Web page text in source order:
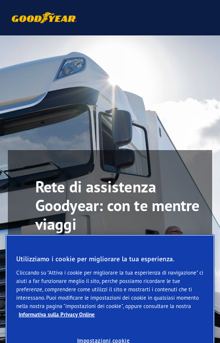
Rete di assistenza
Goodyear: con te mentre
viaggi
Utilizziamo i cookie per migliorare la tua esperienza.
Cliccando su "Attiva i cookie per migliorare la tua esperienza di navigazione" ci
aiuti a far funzionare meglio il sito, perché possiamo ricordare le tue
preferenze, comprendere come utilizzi il sito e mostrarti i contenuti che ti
interessano. Puoi modificare le impostazioni dei cookie in qualsiasi momento
nella nostra pagina "impostazioni dei cookie", oppure consultare la nostra
Informativa sulla Privacy Online
Impostazioni cookie